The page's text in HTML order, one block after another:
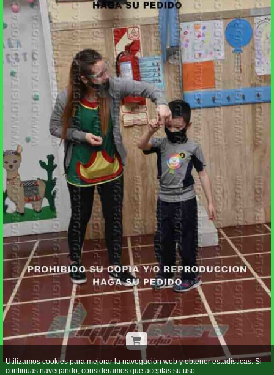
Utilizamos cookies para mejorar la navegación web y obtener estadísticas. Si
continuas navegando, consideramos que aceptas su uso.